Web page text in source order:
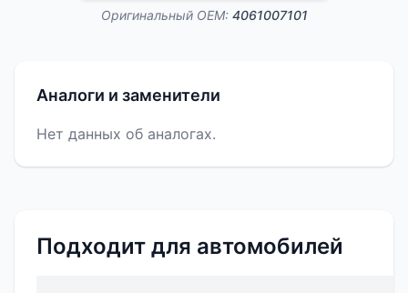
Оригинальный OEM: 4061007101
Аналоги и заменители
Нет данных об аналогах.
Подходит для автомобилей